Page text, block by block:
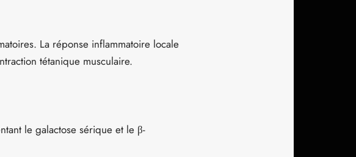
La réponse inflammatoire locale
tétanique musculaire.
le galactose sérique et le β-